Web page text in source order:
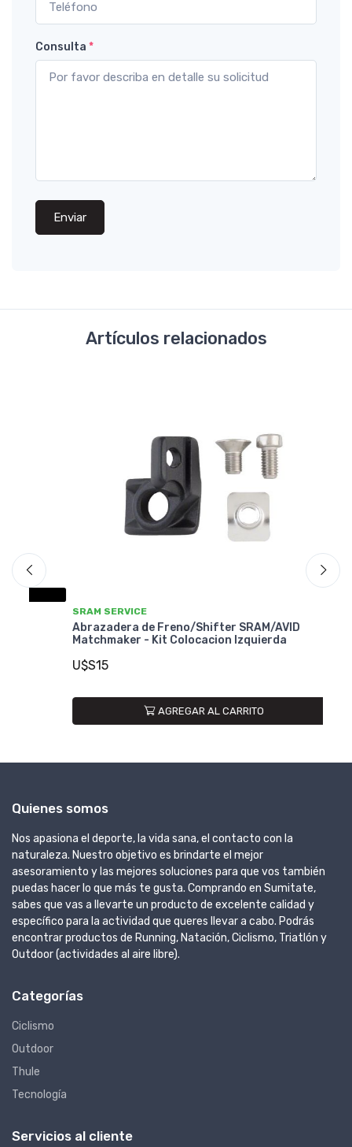
Consulta *
Enviar
Artículos relacionados
SRAM SERVICE
Abrazadera de Freno/Shifter SRAM/AVID
Matchmaker - Kit Colocacion Izquierda
U$S15
AGREGAR AL CARRITO
Quienes somos
Nos apasiona el deporte, la vida sana, el contacto con la
naturaleza. Nuestro objetivo es brindarte el mejor
asesoramiento y las mejores soluciones para que vos también
puedas hacer lo que más te gusta. Comprando en Sumitate,
sabes que vas a llevarte un producto de excelente calidad y
específico para la actividad que queres llevar a cabo. Podrás
encontrar productos de Running, Natación, Ciclismo, Triatlón y
Outdoor (actividades al aire libre).
Categorías
Ciclismo
Outdoor
Thule
Tecnología
Servicios al cliente